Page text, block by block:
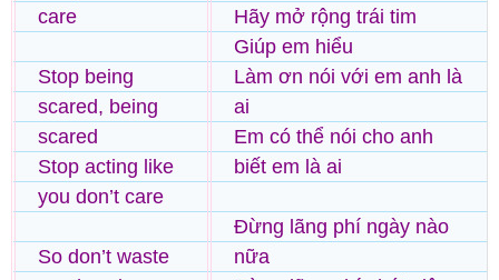
care
Stop being
scared, being
scared
Stop acting like
you don’t care
So don’t waste
Hãy mở rộng trái tim
Giúp em hiểu
Làm ơn nói với em anh là
ai
Em có thể nói cho anh
biết em là ai
Đừng lãng phí ngày nào
nữa